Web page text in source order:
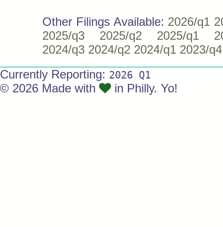
Other Filings Available: 2026/q1
2025/q3
2025/q2 2025/q1
2024/q3 2024/q2 2024/q1 2023/q4
Currently Reporting: 2026 Q1
© 2026 Made with in Philly. Yo!